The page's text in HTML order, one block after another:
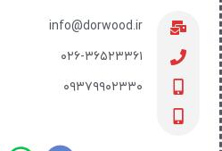
info@dorwood.ir
۰۲۶-۳۶۵۲۳۳۶۱
۰۹۳۷۹۹۰۲۳۳۰